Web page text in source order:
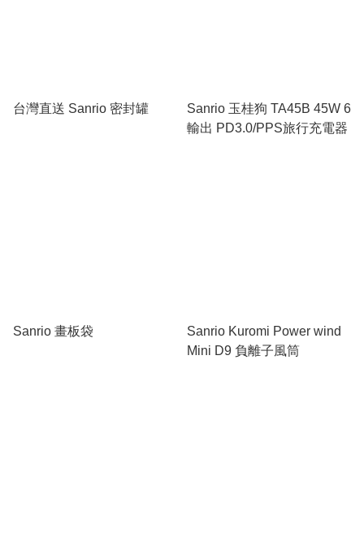
台灣直送 Sanrio 密封罐
Sanrio 玉桂狗 TA45B 45W 6
輸出 PD3.0/PPS旅行充電器
Sanrio 畫板袋
Sanrio Kuromi Power wind
Mini D9 負離子風筒